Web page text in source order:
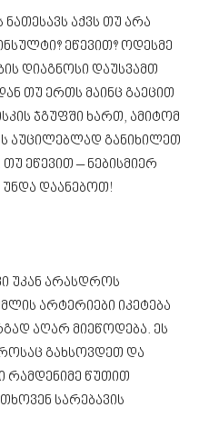
აქვს თუ არა
ეწევით? ოდესმე
დიაგნოსი დაუსვამთ
თუ ერთს მაინც გაეცით
ჯგუფში ხართ, ამიტომ
აუცილებლად განიხილეთ
თუ ეწევით – ნებისმიერ
უნდა დაანებოთ!
უკან არასდროს
არტერიები იკეტება
აღარ მიეწოდება. ეს
გახსოვდეთ და
რამდენიმე წუთით
სარებავის